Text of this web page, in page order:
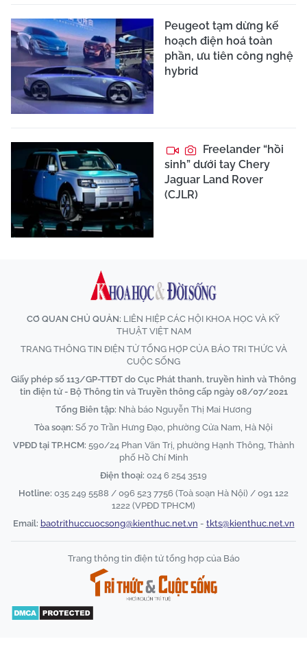
Peugeot tạm dừng kế
hoạch điện hoá toàn
phần, ưu tiên công nghệ
hybrid
Freelander “hồi
sinh” dưới tay Chery
Jaguar Land Rover
(CJLR)
CƠ QUAN CHỦ QUẢN: LIÊN HIỆP CÁC HỘI KHOA HỌC VÀ KỸ
THUẬT VIỆT NAM
TRANG THÔNG TIN ĐIỆN TỬ TỔNG HỢP CỦA BÁO TRI THỨC VÀ
CUỘC SỐNG
Giấy phép số 113/GP-TTĐT do Cục Phát thanh, truyền hình và Thông
tin điện tử - Bộ Thông tin và Truyền thông cấp ngày 08/07/2021
Tổng Biên tập: Nhà báo Nguyễn Thị Mai Hương
Tòa soạn: Số 70 Trần Hưng Đạo, phường Cửa Nam, Hà Nội
VPĐD tại TP.HCM: 590/24 Phan Văn Trị, phường Hạnh Thông, Thành
phố Hồ Chí Minh
Điện thoại: 024 6 254 3519
Hotline: 035 249 5588 / 096 523 7756 (Toà soạn Hà Nội) / 091 122
1222 (VPĐD TPHCM)
Email: baotrithuccuocsong@kienthuc.net.vn - tkts@kienthuc.net.vn
Trang thông tin điện tử tổng hợp của Báo